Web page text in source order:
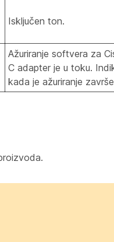
Isključen ton.
Ažuriranje softvera za
C adapter je u toku.
kada je ažuriranje